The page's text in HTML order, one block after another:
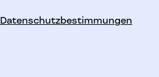
Datenschutzbestimmungen